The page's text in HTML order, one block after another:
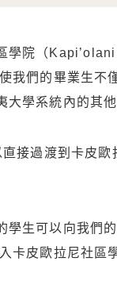
學院（
我們的畢業生不
學系統內的其
接過渡到卡皮
生可以向我們
卡皮歐拉尼社區